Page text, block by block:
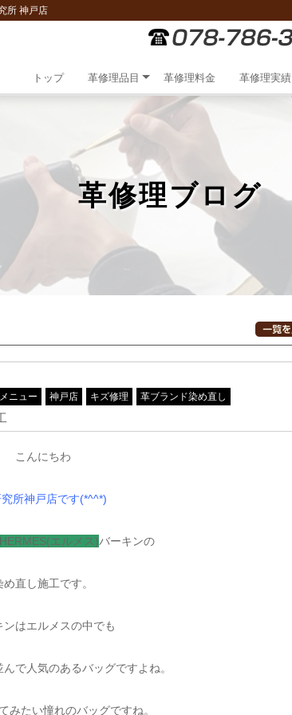
所 神戸店
トップ 革修理品目 革修理料金 革修理実績
革修理ブログ
ニュー 神戸店 キズ修理 革ブランド染め直し
こんにちわ
所神戸店です(*^^*)
HERMES(エルメス)バーキンの
め直し施工です。
ンはエルメスの中でも
で人気のあるバッグですよね。
みたい憧れのバッグですね。